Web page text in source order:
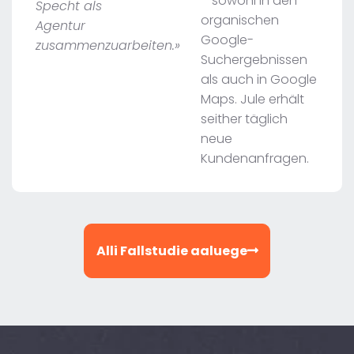
Specht als
Agentur
zusammenzuarbeiten.»
organischen
Google-
Suchergebnissen
als auch in Google
Maps. Jule erhält
seither täglich
neue
Kundenanfragen.
Alli Fallstudie aaluege